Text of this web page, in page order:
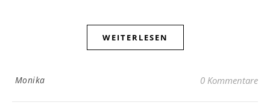
WEITERLESEN
Monika 0 Kommentare